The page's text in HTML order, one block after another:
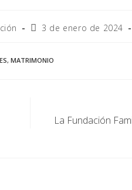
3 de enero de 2024
, MATRIMONIO
La Fundación